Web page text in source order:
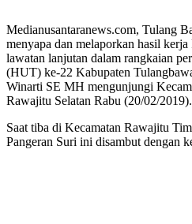
Medianusantaranews.com, Tulang
menyapa dan melaporkan hasil
lawatan lanjutan dalam rangkaian
(HUT) ke-22 Kabupaten
Winarti SE MH mengunjungi
Rawajitu Selatan Rabu (20/02/2019).
Saat tiba di Kecamatan Rawajitu
Pangeran Suri ini disambut dengan